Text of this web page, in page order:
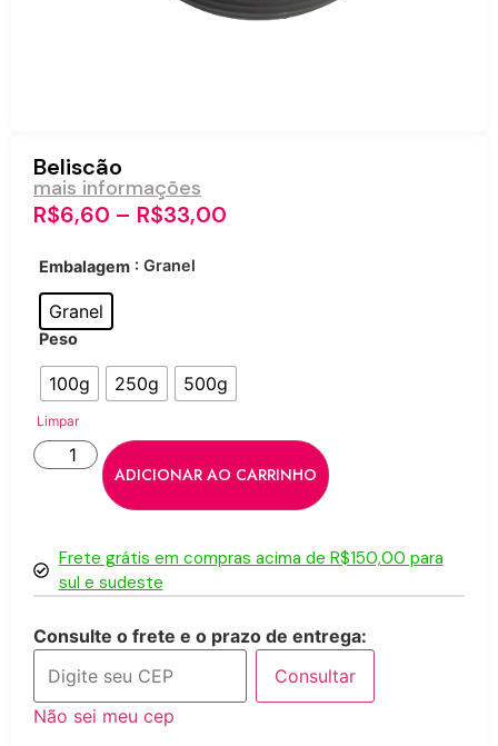
Beliscão
mais informações
R$6,60 – R$33,00
Embalagem : Granel
Granel
Peso
100g 250g 500g
Limpar
ADICIONAR AO CARRINHO
Frete grátis em compras acima de R$150,00 para
sul e sudeste
Consulte o frete e o prazo de entrega:
Consultar
Não sei meu cep